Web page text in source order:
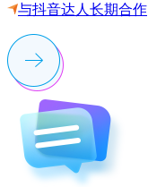
与抖音达人长期合作